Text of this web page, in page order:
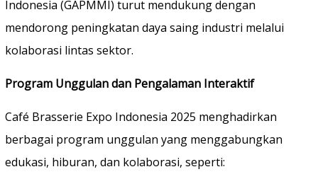
Indonesia (GAPMMI) turut mendukung dengan
mendorong peningkatan daya saing industri melalui
kolaborasi lintas sektor.
Program Unggulan dan Pengalaman Interaktif
Café Brasserie Expo Indonesia 2025 menghadirkan
berbagai program unggulan yang menggabungkan
edukasi, hiburan, dan kolaborasi, seperti: